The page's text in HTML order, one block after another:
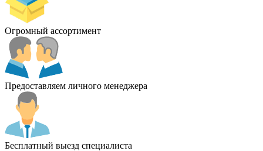
Огромный ассортимент
Предоставляем личного менеджера
Бесплатный выезд специалиста